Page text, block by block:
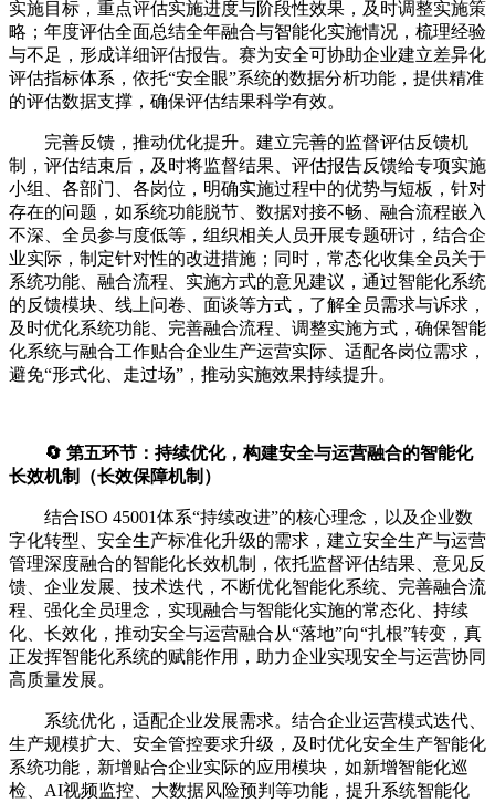
实施目标，重点评估实施进度与阶段性效果，及时调整实施策
略；年度评估全面总结全年融合与智能化实施情况，梳理经验
与不足，形成详细评估报告。赛为安全可协助企业建立差异化
评估指标体系，依托“安全眼”系统的数据分析功能，提供精准
的评估数据支撑，确保评估结果科学有效。
完善反馈，推动优化提升。建立完善的监督评估反馈机
制，评估结束后，及时将监督结果、评估报告反馈给专项实施
小组、各部门、各岗位，明确实施过程中的优势与短板，针对
存在的问题，如系统功能脱节、数据对接不畅、融合流程嵌入
不深、全员参与度低等，组织相关人员开展专题研讨，结合企
业实际，制定针对性的改进措施；同时，常态化收集全员关于
系统功能、融合流程、实施方式的意见建议，通过智能化系统
的反馈模块、线上问卷、面谈等方式，了解全员需求与诉求，
及时优化系统功能、完善融合流程、调整实施方式，确保智能
化系统与融合工作贴合企业生产运营实际、适配各岗位需求，
避免“形式化、走过场”，推动实施效果持续提升。
🔄 第五环节：持续优化，构建安全与运营融合的智能化
长效机制（长效保障机制）
结合ISO 45001体系“持续改进”的核心理念，以及企业数
字化转型、安全生产标准化升级的需求，建立安全生产与运营
管理深度融合的智能化长效机制，依托监督评估结果、意见反
馈、企业发展、技术迭代，不断优化智能化系统、完善融合流
程、强化全员理念，实现融合与智能化实施的常态化、持续
化、长效化，推动安全与运营融合从“落地”向“扎根”转变，真
正发挥智能化系统的赋能作用，助力企业实现安全与运营协同
高质量发展。
系统优化，适配企业发展需求。结合企业运营模式迭代、
生产规模扩大、安全管控要求升级，及时优化安全生产智能化
系统功能，新增贴合企业实际的应用模块，如新增智能化巡
检、AI视频监控、大数据风险预判等功能，提升系统智能化